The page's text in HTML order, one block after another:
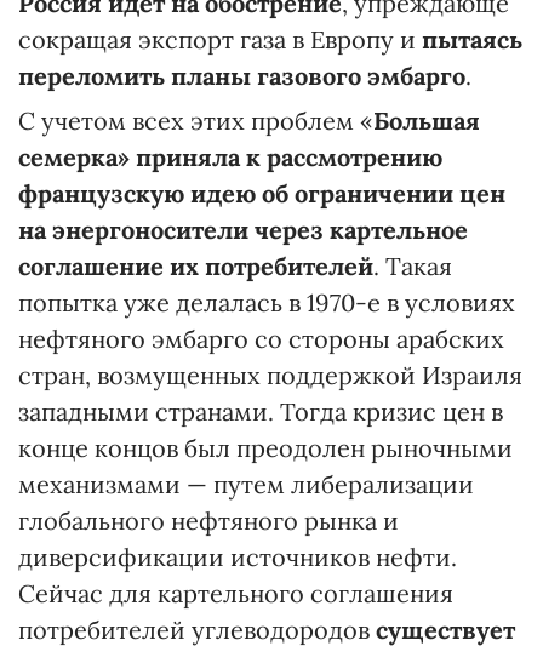
сокращая экспорт газа в Европу и пытаясь
переломить планы газового эмбарго.
С учетом всех этих проблем «Большая
семерка» приняла к рассмотрению
французскую идею об ограничении цен
на энергоносители через картельное
соглашение их потребителей. Такая
попытка уже делалась в 1970-е в условиях
нефтяного эмбарго со стороны арабских
стран, возмущенных поддержкой Израиля
западными странами. Тогда кризис цен в
конце концов был преодолен рыночными
механизмами — путем либерализации
глобального нефтяного рынка и
диверсификации источников нефти.
Сейчас для картельного соглашения
потребителей углеводородов существует